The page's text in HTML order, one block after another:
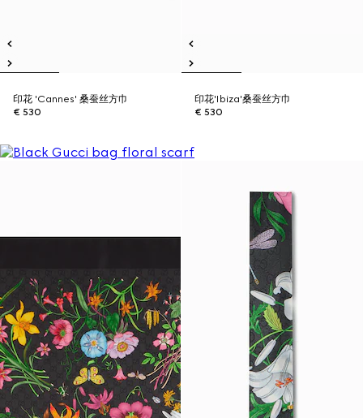
印花 'Cannes' 桑蚕丝方巾
€ 530
印花'Ibiza'桑蚕丝方巾
€ 530